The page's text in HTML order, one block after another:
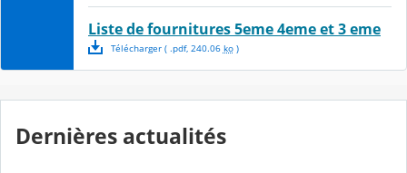
Liste de fournitures 5eme 4eme et 3 eme
Télécharger( .pdf, 240.06 ko)
Dernières actualités